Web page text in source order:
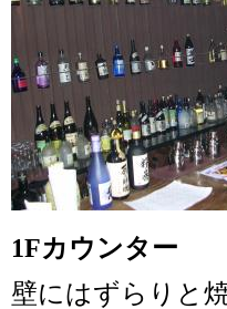
1Fカウンター
壁にはずらりと